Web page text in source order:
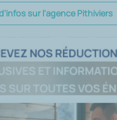
sur l'agence Pithiviers